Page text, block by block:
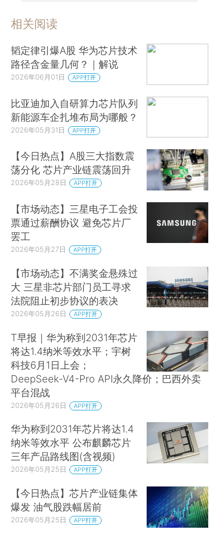
相关阅读
韬定律引爆A股 华为芯片技术
路径含金量几何？｜解说
2026年06月01日 APP打开
比亚迪加入自研算力芯片队列
新能源车企扎堆布局为哪般？
2026年05月31日 APP打开
【今日热点】A股三大指数震
荡分化 芯片产业链震荡回升
2026年05月28日 APP打开
【市场动态】三星电子工会投
票通过薪酬协议 避免芯片厂
罢工
2026年05月27日 APP打开
【市场动态】不满奖金悬殊过
大 三星非芯片部门员工寻求
法院阻止初步协议的表决
2026年05月26日 APP打开
T早报｜华为称到2031年芯片
将达1.4纳米等效水平；宇树
科技6月1日上会；
DeepSeek-V4-Pro API永久降价；巴西外卖
平台混战
2026年05月26日 APP打开
华为称到2031年芯片将达1.4
纳米等效水平 公布麒麟芯片
三年产品路线图(含视频)
2026年05月25日 APP打开
【今日热点】芯片产业链集体
爆发 油气股跌幅居前
2026年05月25日 APP打开